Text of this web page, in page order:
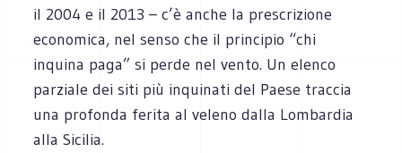
il 2004 e il 2013 – c’è anche la prescrizione
economica, nel senso che il principio “chi
inquina paga” si perde nel vento. Un elenco
parziale dei siti più inquinati del Paese traccia
una profonda ferita al veleno dalla Lombardia
alla Sicilia.